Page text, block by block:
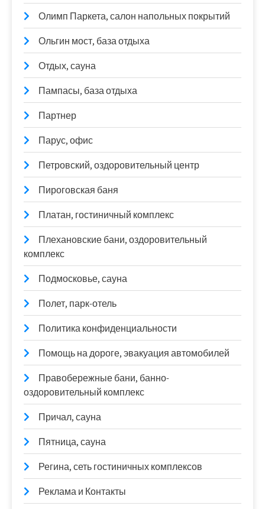
Олимп Паркета, салон напольных покрытий
Ольгин мост, база отдыха
Отдых, сауна
Пампасы, база отдыха
Партнер
Парус, офис
Петровский, оздоровительный центр
Пироговская баня
Платан, гостиничный комплекс
Плехановские бани, оздоровительный
комплекс
Подмосковье, сауна
Полет, парк-отель
Политика конфиденциальности
Помощь на дороге, эвакуация автомобилей
Правобережные бани, банно-
оздоровительный комплекс
Причал, сауна
Пятница, сауна
Регина, сеть гостиничных комплексов
Реклама и Контакты